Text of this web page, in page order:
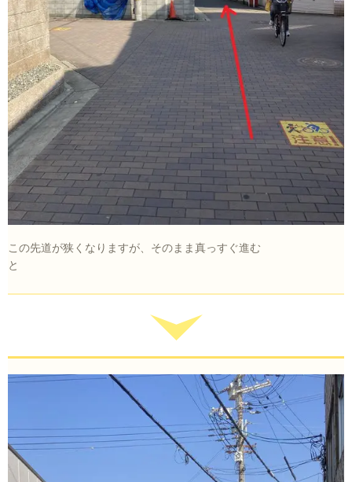
この先道が狭くなりますが、そのまま真っすぐ進む
と